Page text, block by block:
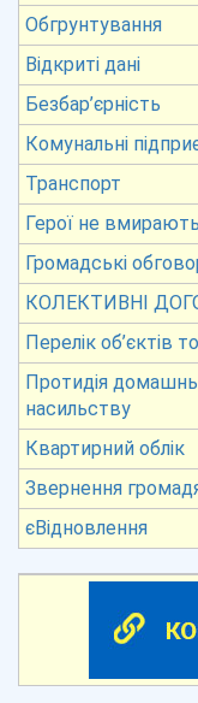
Обгрунтування
Відкриті дані
Безбар’єрність
Комунальні
Транспорт
Герої не вмирають
Громадські
КОЛЕКТИВНІ
Перелік об’єктів
Протидія
насильству
Квартирний облік
Звернення
єВідновлення